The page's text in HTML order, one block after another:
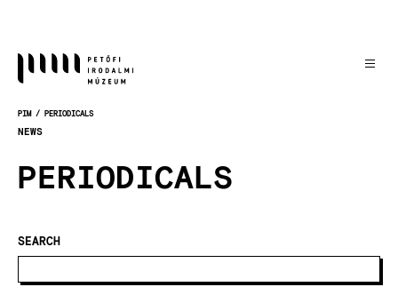
obsah
PIM PERIODICALS
NEWS
PERIODICALS
SEARCH